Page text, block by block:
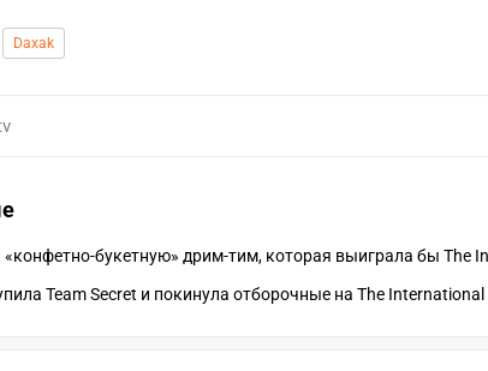
Daxak
«конфетно-букетную» дрим-тим, которая выиграла бы The
Team Secret и покинула отборочные на The International
ПЕРЕЙТИ